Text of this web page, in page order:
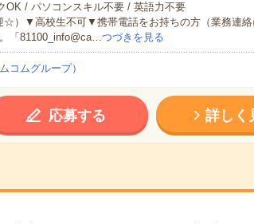
OK / パソコンスキル不要 / 英語力不要
☆）▼高校生不可▼携帯電話をお持ちの方（業務連
「81100_info@ca…つづきを見る
コムグループ）
応募する 詳しく